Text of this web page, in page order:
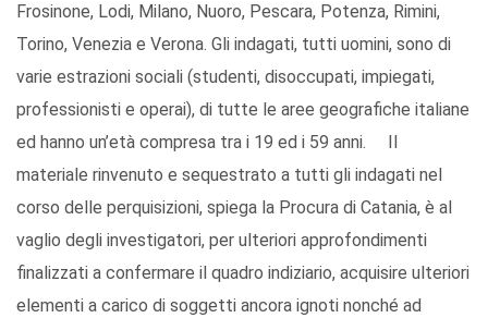
Frosinone, Lodi, Milano, Nuoro, Pescara, Potenza, Rimini,
Torino, Venezia e Verona. Gli indagati, tutti uomini, sono di
varie estrazioni sociali (studenti, disoccupati, impiegati,
professionisti e operai), di tutte le aree geografiche italiane
ed hanno un’età compresa tra i 19 ed i 59 anni. Il
materiale rinvenuto e sequestrato a tutti gli indagati nel
corso delle perquisizioni, spiega la Procura di Catania, è al
vaglio degli investigatori, per ulteriori approfondimenti
finalizzati a confermare il quadro indiziario, acquisire ulteriori
elementi a carico di soggetti ancora ignoti nonché ad